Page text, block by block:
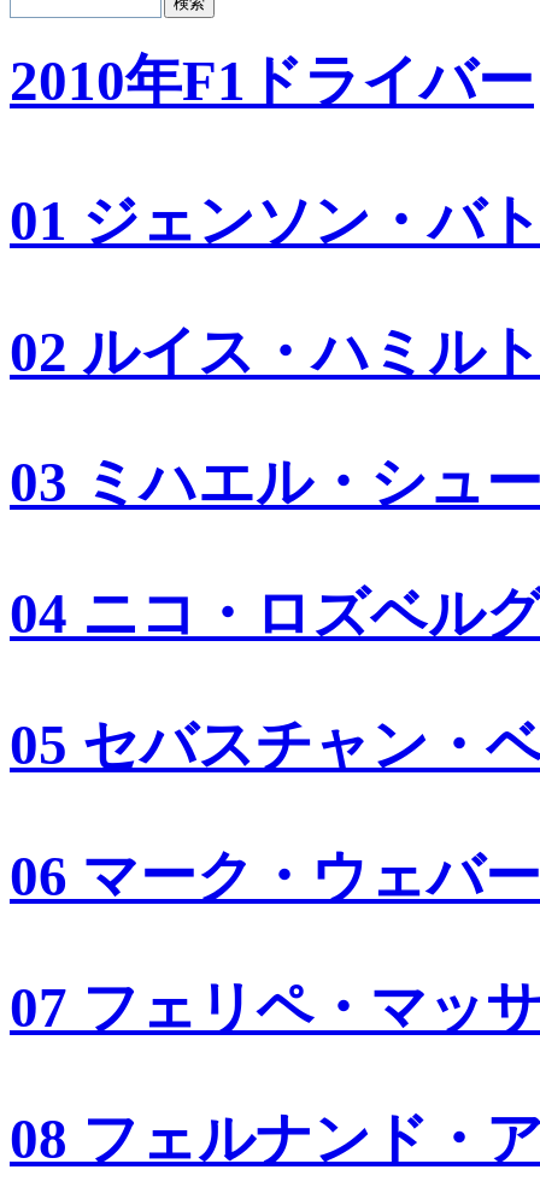
2010年F1ドライバー
01 ジェンソン・バ
02 ルイス・ハミル
03 ミハエル・シュ
04 ニコ・ロズベル
05 セバスチャン・
06 マーク・ウェバー
07 フェリペ・マッ
08 フェルナンド・